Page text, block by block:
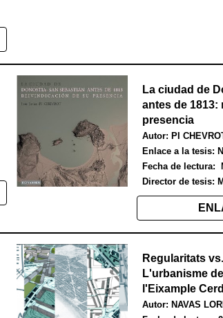
La ciudad de
antes de
presencia
Autor: PI
Enlace a la tesis:
Fecha de lectura:
Director de tesis:
Regularitats
L'urbanisme
l'Eixample
Autor: NAVAS